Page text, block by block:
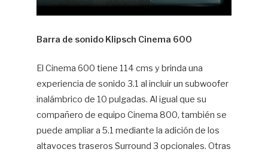
Barra de sonido Klipsch Cinema 600
El Cinema 600 tiene 114 cms y brinda una
experiencia de sonido 3.1 al incluir un subwoofer
inalámbrico de 10 pulgadas. Al igual que su
compañero de equipo Cinema 800, también se
puede ampliar a 5.1 mediante la adición de los
altavoces traseros Surround 3 opcionales. Otras